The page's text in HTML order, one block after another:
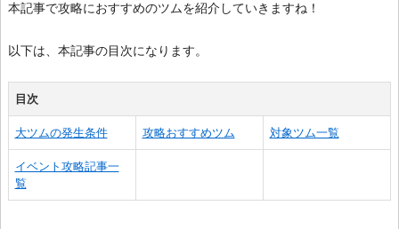
本記事で攻略におすすめのツムを紹介していきますね！
以下は、本記事の目次になります。
目次
大ツムの発生条件 攻略おすすめツム 対象ツム一覧
イベント攻略記事一
覧